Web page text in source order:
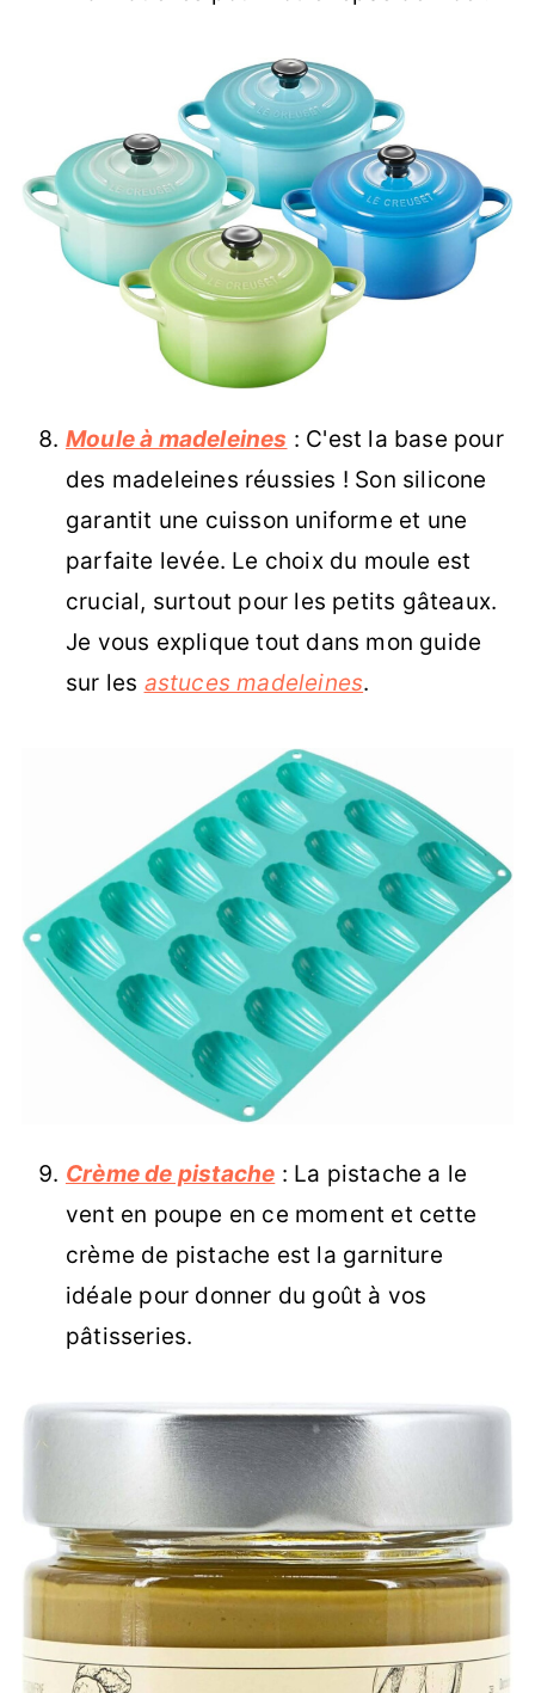
Moule à madeleines : C'est la base pour
des madeleines réussies ! Son silicone
garantit une cuisson uniforme et une
parfaite levée. Le choix du moule est
crucial, surtout pour les petits gâteaux.
Je vous explique tout dans mon guide
sur les astuces madeleines.
Crème de pistache : La pistache a le
vent en poupe en ce moment et cette
crème de pistache est la garniture
idéale pour donner du goût à vos
pâtisseries.